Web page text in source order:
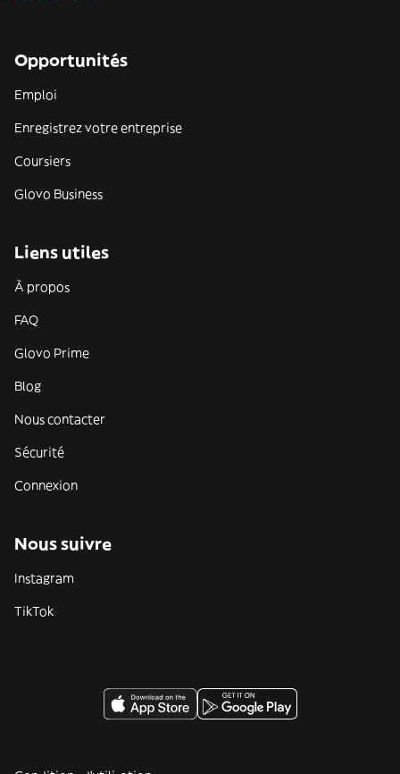
Opportunités
Emploi
Enregistrez votre entreprise
Coursiers
Glovo Business
Liens utiles
À propos
FAQ
Glovo Prime
Blog
Nous contacter
Sécurité
Connexion
Nous suivre
Instagram
TikTok